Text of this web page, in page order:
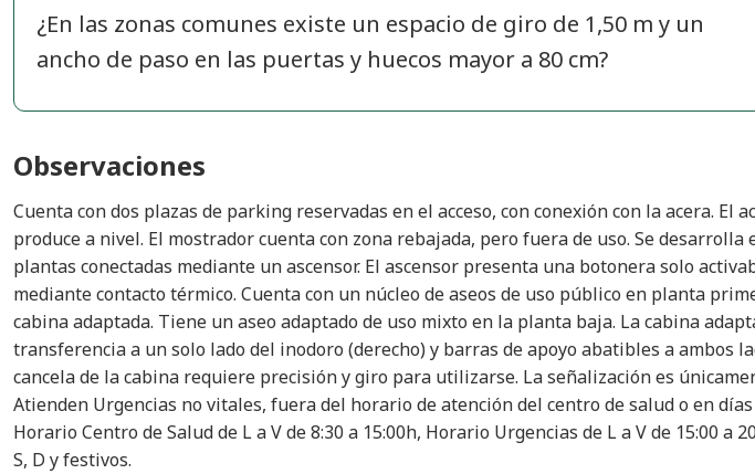
¿En las zonas comunes existe un espacio de giro de 1,50 m y un
ancho de paso en las puertas y huecos mayor a 80 cm?
Observaciones
Cuenta con dos plazas de parking reservadas en el acceso, con conexión con la acera. El
produce a nivel. El mostrador cuenta con zona rebajada, pero fuera de uso. Se desarrolla
plantas conectadas mediante un ascensor. El ascensor presenta una botonera solo
mediante contacto térmico. Cuenta con un núcleo de aseos de uso público en planta
cabina adaptada. Tiene un aseo adaptado de uso mixto en la planta baja. La cabina
transferencia a un solo lado del inodoro (derecho) y barras de apoyo abatibles a ambos
cancela de la cabina requiere precisión y giro para utilizarse. La señalización es
Atienden Urgencias no vitales, fuera del horario de atención del centro de salud o en
Horario Centro de Salud de L a V de 8:30 a 15:00h, Horario Urgencias de L a V de 15:00 a
S, D y festivos.